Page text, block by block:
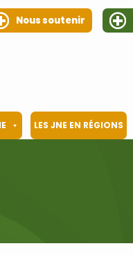
Nous soutenir
LES JNE EN RÉGIONS